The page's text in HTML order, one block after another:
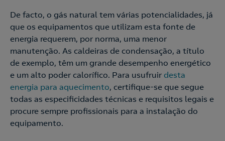
De facto, o gás natural tem várias potencialidades, já
que os equipamentos que utilizam esta fonte de
energia requerem, por norma, uma menor
manutenção. As caldeiras de condensação, a título
de exemplo, têm um grande desempenho energético
e um alto poder calorífico. Para usufruir desta
energia para aquecimento, certifique-se que segue
todas as especificidades técnicas e requisitos legais e
procure sempre profissionais para a instalação do
equipamento.